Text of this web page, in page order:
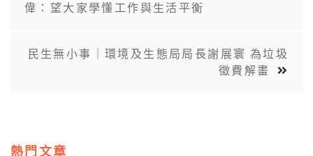
偉：望大家學懂工作與生活平衡
民生無小事｜環境及生態局局長謝展寰 為垃圾
徵費解畫
熱門文章